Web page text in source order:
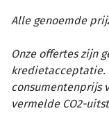
Alle genoemde
Onze offertes zijn
kredietacceptatie.
consumentenprijs
vermelde CO2-